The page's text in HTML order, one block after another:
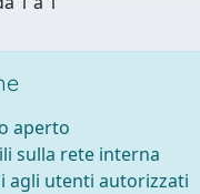
aperto
sulla rete interna
agli utenti autorizzati